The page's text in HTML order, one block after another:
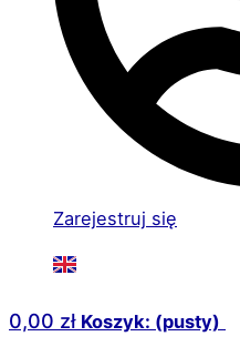
Zarejestruj się
0,00 zł Koszyk: (pusty)